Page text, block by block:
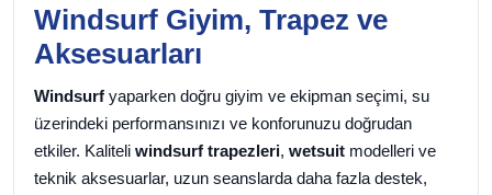
Windsurf Giyim, Trapez ve
Aksesuarları
Windsurf yaparken doğru giyim ve ekipman seçimi, su
üzerindeki performansınızı ve konforunuzu doğrudan
etkiler. Kaliteli windsurf trapezleri, wetsuit modelleri ve
teknik aksesuarlar, uzun seanslarda daha fazla destek,